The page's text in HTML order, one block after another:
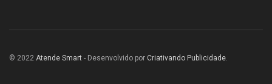
© 2022 Atende Smart - Desenvolvido por Criativando Publicidade.